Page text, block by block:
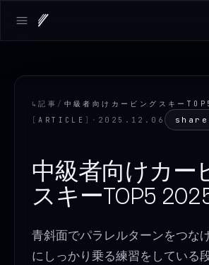
Open main menu
↳記事 /
[ ARTICLE ] · 2025.12.06 share
中級者向けカー
スキーTOP5
青斜面でパラレルターンをつな
にしっかり乗る練習をしている